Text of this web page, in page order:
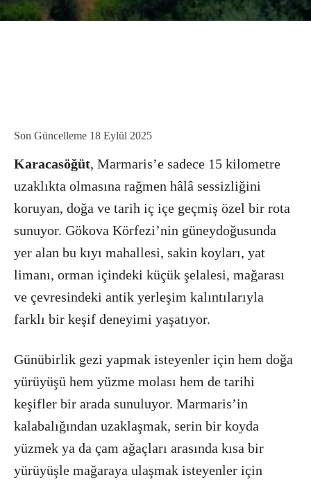
Son Güncelleme 18 Eylül 2025
Karacasöğüt, Marmaris’e sadece 15 kilometre
uzaklıkta olmasına rağmen hâlâ sessizliğini
koruyan, doğa ve tarih iç içe geçmiş özel bir rota
sunuyor. Gökova Körfezi’nin güneydoğusunda
yer alan bu kıyı mahallesi, sakin koyları, yat
limanı, orman içindeki küçük şelalesi, mağarası
ve çevresindeki antik yerleşim kalıntılarıyla
farklı bir keşif deneyimi yaşatıyor.
Günübirlik gezi yapmak isteyenler için hem doğa
yürüyüşü hem yüzme molası hem de tarihi
keşifler bir arada sunuluyor. Marmaris’in
kalabalığından uzaklaşmak, serin bir koyda
yüzmek ya da çam ağaçları arasında kısa bir
yürüyüşle mağaraya ulaşmak isteyenler için